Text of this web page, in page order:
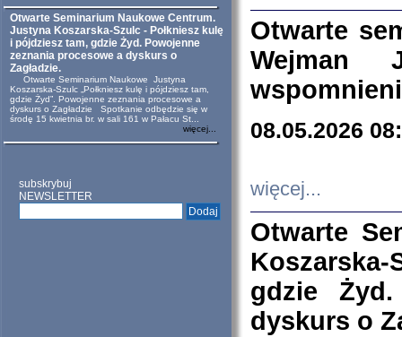
Otwarte Seminarium Naukowe Centrum.
Justyna Koszarska-Szulc - Połkniesz kulę
i pójdziesz tam, gdzie Żyd. Powojenne
zeznania procesowe a dyskurs o
Zagładzie.
Otwarte Seminarium Naukowe Justyna
Koszarska-Szulc „Połkniesz kulę i pójdziesz tam,
gdzie Żyd”. Powojenne zeznania procesowe a
dyskurs o Zagładzie Spotkanie odbędzie się w
środę 15 kwietnia br. w sali 161 w Pałacu St...
więcej...
subskrybuj
NEWSLETTER
Otwarte
Wejman
08.05.2026
więcej...
Otwarte
Koszarska-
gdzie
dyskurs o